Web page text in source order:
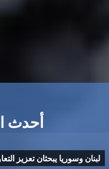
أحدث
لبنان وسوريا يبحثان تعزيز